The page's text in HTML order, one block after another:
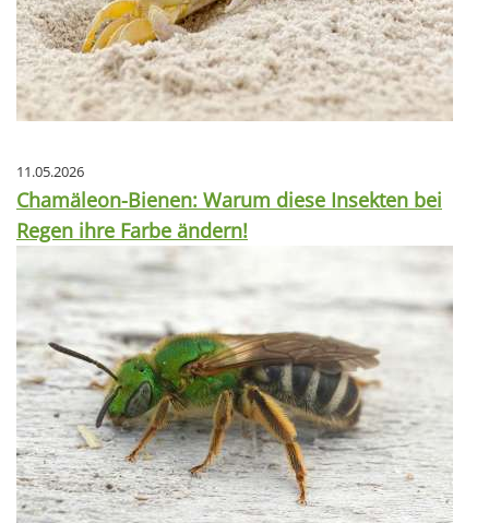
11.05.2026
Chamäleon-Bienen: Warum diese Insekten bei
Regen ihre Farbe ändern!